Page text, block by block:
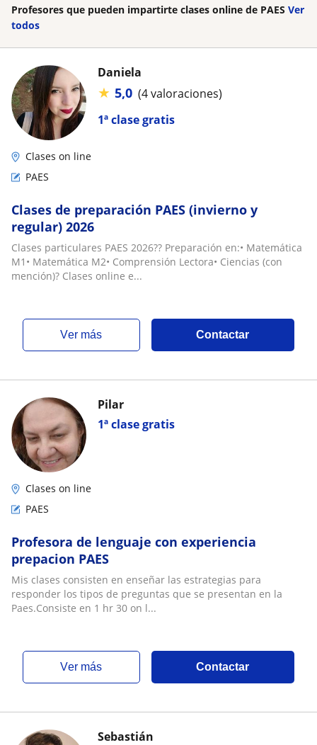
Profesores que pueden impartirte clases online de PAES Ver
todos
1ª clase gratis
Daniela
★ 5,0 (4 valoraciones)
Clases on line
PAES
Clases de preparación PAES (invierno y
regular) 2026
Clases particulares PAES 2026?? Preparación en:• Matemática
M1• Matemática M2• Comprensión Lectora• Ciencias (con
mención)? Clases online e...
ver más Contactar
1ª clase gratis
Pilar
Clases on line
PAES
Profesora de lenguaje con experiencia
prepacion PAES
Mis clases consisten en enseñar las estrategias para
responder los tipos de preguntas que se presentan en la
Paes.Consiste en 1 hr 30 on l...
ver más Contactar
Sebastián